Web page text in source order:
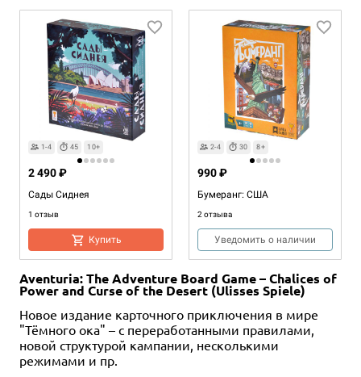
1-4 45 10+
Сады Сиднея
1 отзыв
2 490 ₽
Купить
2-4 30 8+
Бумеранг: США
2 отзыва
990 ₽
Уведомить о наличии
Aventuria: The Adventure Board Game – Chalices of
Power and Curse of the Desert (Ulisses Spiele)
Новое издание карточного приключения в мире
"Тёмного ока" – с переработанными правилами,
новой структурой кампании, несколькими
режимами и пр.